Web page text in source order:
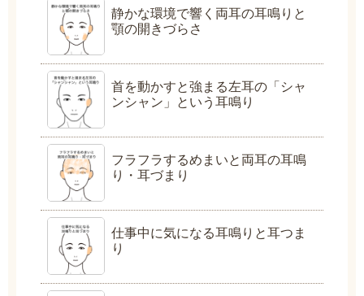
静かな環境で響く両耳の耳鳴りと
顎の開きづらさ
首を動かすと強まる左耳の「シャ
ンシャン」という耳鳴り
フラフラするめまいと両耳の耳鳴
り・耳づまり
仕事中に気になる耳鳴りと耳つま
り